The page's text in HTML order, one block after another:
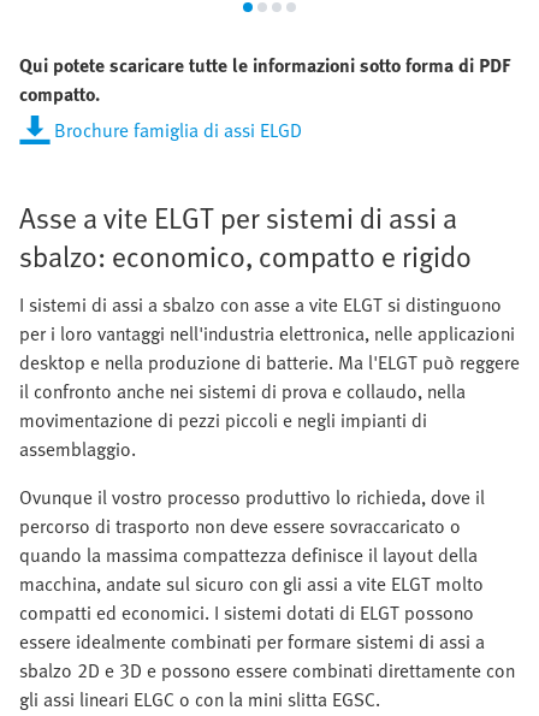
Qui potete scaricare tutte le informazioni sotto forma di PDF
compatto.
Brochure famiglia di assi ELGD
Asse a vite ELGT per sistemi di assi a
sbalzo: economico, compatto e rigido
I sistemi di assi a sbalzo con asse a vite ELGT si distinguono
per i loro vantaggi nell'industria elettronica, nelle applicazioni
desktop e nella produzione di batterie. Ma l'ELGT può reggere
il confronto anche nei sistemi di prova e collaudo, nella
movimentazione di pezzi piccoli e negli impianti di
assemblaggio.
Ovunque il vostro processo produttivo lo richieda, dove il
percorso di trasporto non deve essere sovraccaricato o
quando la massima compattezza definisce il layout della
macchina, andate sul sicuro con gli assi a vite ELGT molto
compatti ed economici. I sistemi dotati di ELGT possono
essere idealmente combinati per formare sistemi di assi a
sbalzo 2D e 3D e possono essere combinati direttamente con
gli assi lineari ELGC o con la mini slitta EGSC.